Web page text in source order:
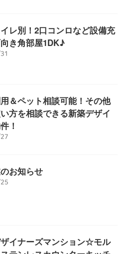
レ別！2口コンロなど設備充
き角部屋1DK♪
＆ペット相談可能！その他
方を相談できる新築デザイ
！
お知らせ
イナーズマンション☆モル